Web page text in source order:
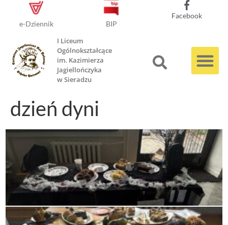
e-Dziennik BIP
Facebook
I Liceum
Ogólnokształcące
im. Kazimierza
Jagiellończyka
w Sieradzu
dzień dyni